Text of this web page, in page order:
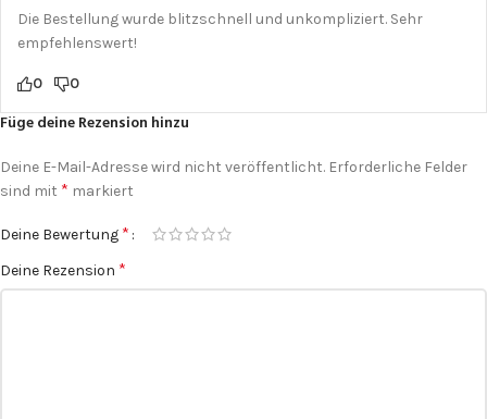
Die Bestellung wurde blitzschnell und unkompliziert. Sehr
empfehlenswert!
0 0
Füge deine Rezension hinzu
Deine E-Mail-Adresse wird nicht veröffentlicht. Erforderliche Felder
sind mit * markiert
Deine Bewertung *
Deine Rezension *